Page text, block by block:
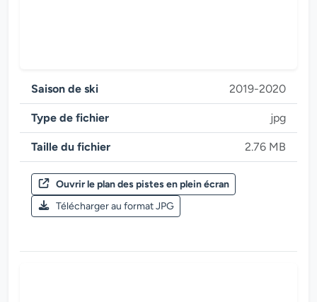
Saison de ski 2019-2020
Zillertal Arena
Saison de ski 2019-2020
Type de fichier jpg
Taille du fichier 2.76 MB
Ouvrir le plan des pistes en plein écran
Télécharger au format JPG